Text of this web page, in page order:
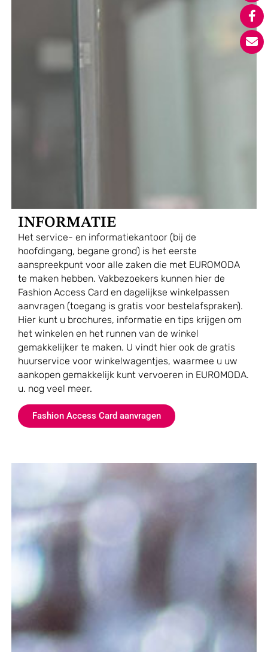
INFORMATIE
Het service- en informatiekantoor (bij de
hoofdingang, begane grond) is het eerste
aanspreekpunt voor alle zaken die met EUROMODA
te maken hebben. Vakbezoekers kunnen hier de
Fashion Access Card en dagelijkse winkelpassen
aanvragen (toegang is gratis voor bestelafspraken).
Hier kunt u brochures, informatie en tips krijgen om
het winkelen en het runnen van de winkel
gemakkelijker te maken. U vindt hier ook de gratis
huurservice voor winkelwagentjes, waarmee u uw
aankopen gemakkelijk kunt vervoeren in EUROMODA.
u. nog veel meer.
Fashion Access Card aanvragen